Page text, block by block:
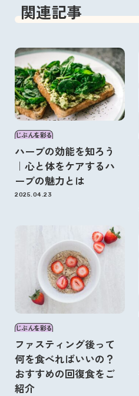
関連記事
じぶんを彩る
ハーブの効能を知ろう
｜心と体をケアするハ
ーブの魅力とは
2025.04.23
じぶんを彩る
ファスティング後って
何を食べればいいの？
おすすめの回復食をご
紹介